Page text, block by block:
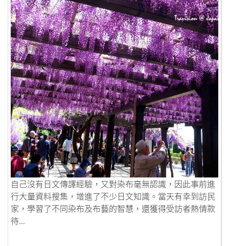
鏈接到到日本工作假期是我人生一大成就
自己沒有日文傳譯經驗，又對染布毫無認識，因此事前進
行大量資料搜集，增進了不少日文知識。當天有幸到訪民
家，學習了不同染布及布藝的智慧，還獲得受訪者熱情款
待...